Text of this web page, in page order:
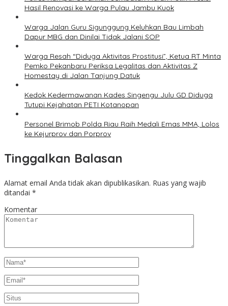
Hasil Renovasi ke Warga Pulau Jambu Kuok
Warga Jalan Guru Sigunggung Keluhkan Bau Limbah
Dapur MBG dan Dinilai Tidak Jalani SOP
Warga Resah “Diduga Aktivitas Prostitusi”, Ketua RT Minta
Pemko Pekanbaru Periksa Legalitas dan Aktivitas Z
Homestay di Jalan Tanjung Datuk
Kedok Kedermawanan Kades Singengu Julu GD Diduga
Tutupi Kejahatan PETI Kotanopan
Personel Brimob Polda Riau Raih Medali Emas MMA, Lolos
ke Kejurprov dan Porprov
Tinggalkan Balasan
Alamat email Anda tidak akan dipublikasikan. Ruas yang wajib
ditandai *
Komentar